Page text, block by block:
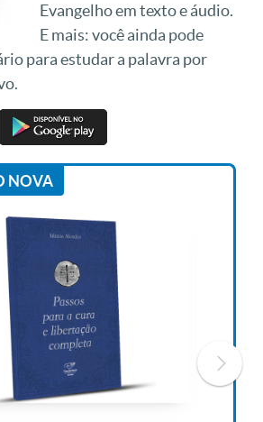
Evangelho em texto e áudio.
E mais: você ainda pode
para estudar a palavra por
NOVA